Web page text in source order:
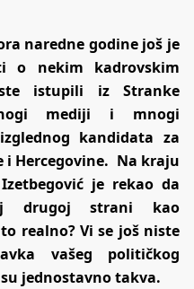
naredne godine još je
o nekim kadrovskim
istupili iz Stranke
mediji i mnogi
kandidata za
i Hercegovine. Na kraju
je rekao da
drugoj strani kao
realno? Vi se još niste
vašeg političkog
jednostavno takva.